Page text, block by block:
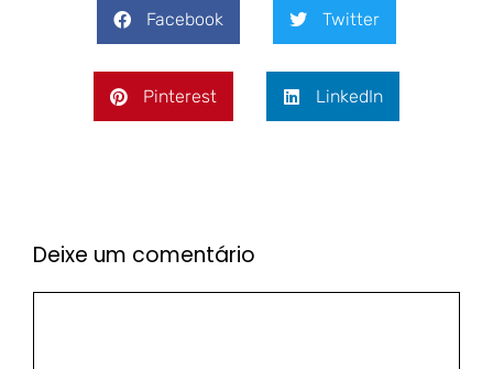
Facebook Twitter
Pinterest LinkedIn
Deixe um comentário